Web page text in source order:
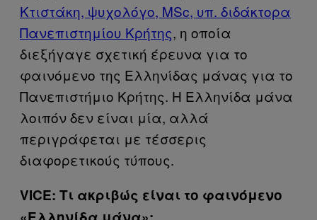
Κτιστάκη, ψυχολόγο, MSc, υπ. διδάκτορα
Πανεπιστημίου Κρήτης, η οποία
διεξήγαγε σχετική έρευνα για το
φαινόμενο της Ελληνίδας μάνας για το
Πανεπιστήμιο Κρήτης. Η Ελληνίδα μάνα
λοιπόν δεν είναι μία, αλλά
περιγράφεται με τέσσερις
διαφορετικούς τύπους.
VICE: Τι ακριβώς είναι το φαινόμενο